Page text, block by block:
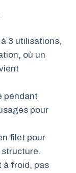
3 utilisations,
où un
pendant
pour
filet pour
structure.
à froid, pas